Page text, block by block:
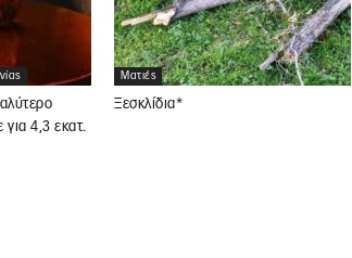
για 4,3 εκατ.
Ματιές
Ξεσκλίδια*